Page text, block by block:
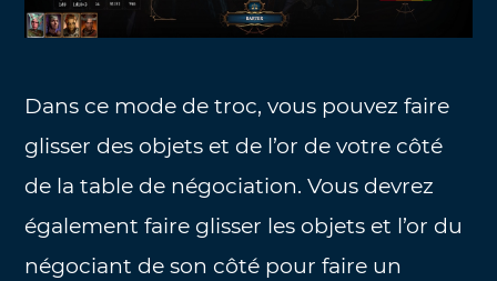
Dans ce mode de troc, vous pouvez faire
glisser des objets et de l’or de votre côté
de la table de négociation. Vous devrez
également faire glisser les objets et l’or du
négociant de son côté pour faire un